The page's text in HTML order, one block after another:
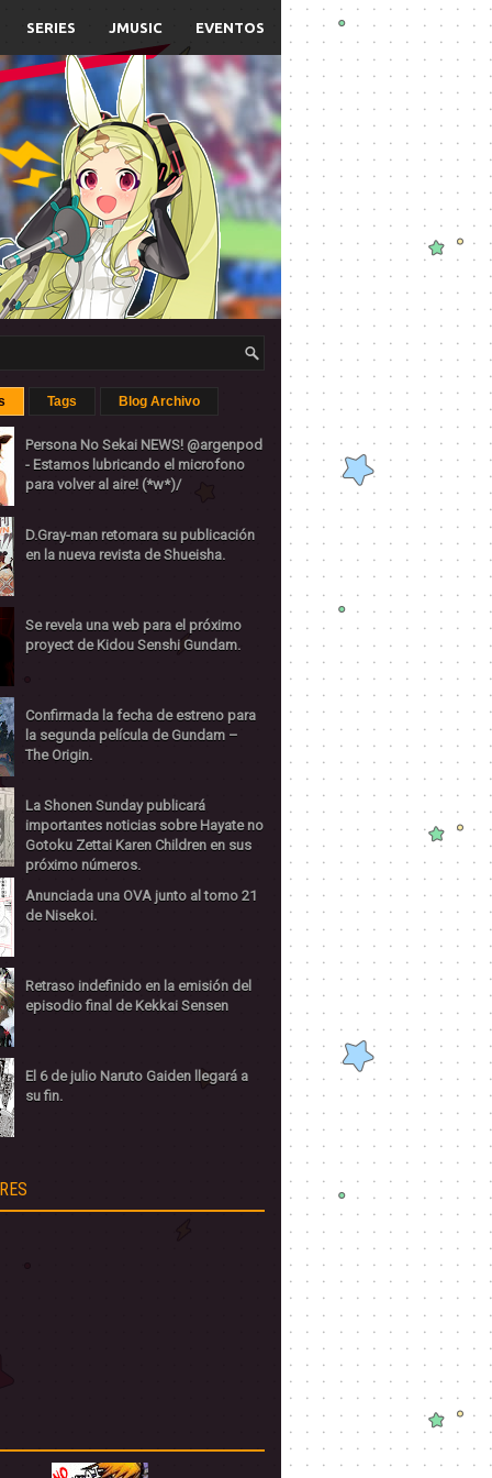
SERIES JMUSIC EVENTOS
Tags Blog Archivo
Persona No Sekai NEWS! @argenpod
- Estamos lubricando el microfono
para volver al aire! (*w*)/
D.Gray-man retomara su publicación
en la nueva revista de Shueisha.
Se revela una web para el próximo
proyect de Kidou Senshi Gundam.
Confirmada la fecha de estreno para
la segunda película de Gundam –
The Origin.
La Shonen Sunday publicará
importantes noticias sobre Hayate no
Gotoku Zettai Karen Children en sus
próximo números.
Anunciada una OVA junto al tomo 21
de Nisekoi.
Retraso indefinido en la emisión del
episodio final de Kekkai Sensen
El 6 de julio Naruto Gaiden llegará a
su fin.